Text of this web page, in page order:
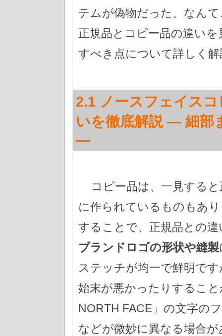
テムが偽物だった、なん
正規品とコピー品の違い
すべき点について詳しく
2.1 ノースフェイス
いを徹底解説 — 細部
—
コピー品は、一見する
に作られているものもあ
することで、正規品との
ブランドロゴの形状や縫製
ステッチが均一で鮮明で
始末が悪かったりするこ
NORTH FACE」の文字の
などが微妙に異なる場合